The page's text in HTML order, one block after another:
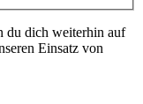
du dich weiterhin auf
Einsatz von